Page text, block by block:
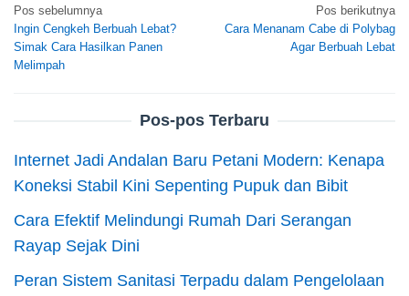
Navigasi
pos
Pos sebelumnya
Ingin Cengkeh Berbuah Lebat?
Simak Cara Hasilkan Panen
Melimpah
Pos berikutnya
Cara Menanam Cabe di Polybag
Agar Berbuah Lebat
Pos-pos Terbaru
Internet Jadi Andalan Baru Petani Modern: Kenapa
Koneksi Stabil Kini Sepenting Pupuk dan Bibit
Cara Efektif Melindungi Rumah Dari Serangan
Rayap Sejak Dini
Peran Sistem Sanitasi Terpadu dalam Pengelolaan